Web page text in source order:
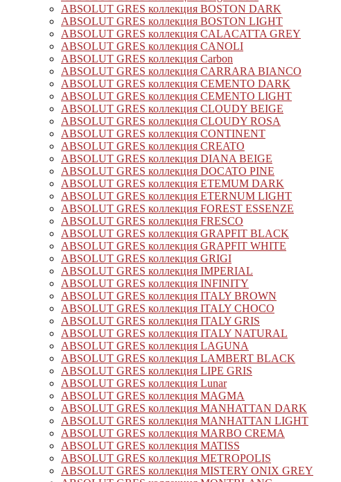
ABSOLUT GRES коллекция BOSTON DARK
ABSOLUT GRES коллекция BOSTON LIGHT
ABSOLUT GRES коллекция CALACATTA GREY
ABSOLUT GRES коллекция CANOLI
ABSOLUT GRES коллекция Carbon
ABSOLUT GRES коллекция CARRARA BIANCO
ABSOLUT GRES коллекция CEMENTO DARK
ABSOLUT GRES коллекция CEMENTO LIGHT
ABSOLUT GRES коллекция CLOUDY BEIGE
ABSOLUT GRES коллекция CLOUDY ROSA
ABSOLUT GRES коллекция CONTINENT
ABSOLUT GRES коллекция CREATO
ABSOLUT GRES коллекция DIANA BEIGE
ABSOLUT GRES коллекция DOCATO PINE
ABSOLUT GRES коллекция ETEMUM DARK
ABSOLUT GRES коллекция ETERNUM LIGHT
ABSOLUT GRES коллекция FOREST ESSENZE
ABSOLUT GRES коллекция FRESCO
ABSOLUT GRES коллекция GRAPFIT BLACK
ABSOLUT GRES коллекция GRAPFIT WHITE
ABSOLUT GRES коллекция GRIGI
ABSOLUT GRES коллекция IMPERIAL
ABSOLUT GRES коллекция INFINITY
ABSOLUT GRES коллекция ITALY BROWN
ABSOLUT GRES коллекция ITALY CHOCO
ABSOLUT GRES коллекция ITALY GRIS
ABSOLUT GRES коллекция ITALY NATURAL
ABSOLUT GRES коллекция LAGUNA
ABSOLUT GRES коллекция LAMBERT BLACK
ABSOLUT GRES коллекция LIPE GRIS
ABSOLUT GRES коллекция Lunar
ABSOLUT GRES коллекция MAGMA
ABSOLUT GRES коллекция MANHATTAN DARK
ABSOLUT GRES коллекция MANHATTAN LIGHT
ABSOLUT GRES коллекция MARBO CREMA
ABSOLUT GRES коллекция MATISS
ABSOLUT GRES коллекция METROPOLIS
ABSOLUT GRES коллекция MISTERY ONIX GREY